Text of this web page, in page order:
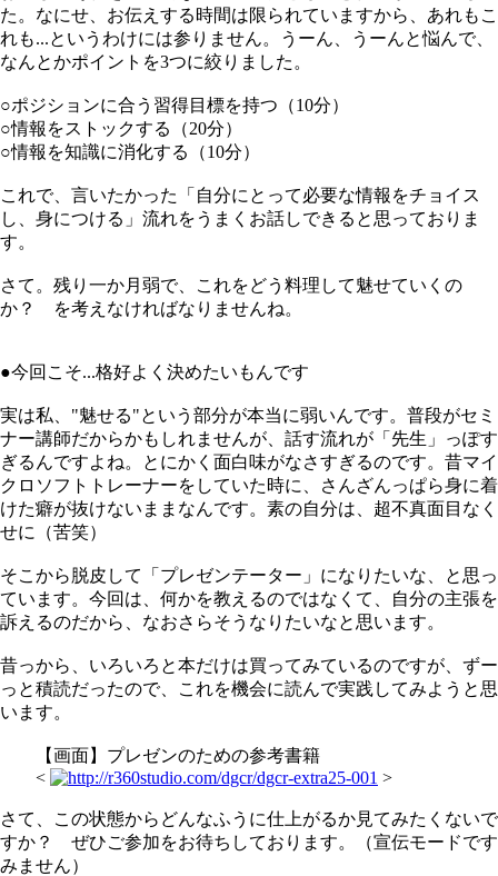
た。なにせ、お伝えする時間は限られていますから、あれもこ
れも...というわけには参りません。うーん、うーんと悩んで、
なんとかポイントを3つに絞りました。
○ポジションに合う習得目標を持つ（10分）
○情報をストックする（20分）
○情報を知識に消化する（10分）
これで、言いたかった「自分にとって必要な情報をチョイス
し、身につける」流れをうまくお話しできると思っておりま
す。
さて。残り一か月弱で、これをどう料理して魅せていくの
か？ を考えなければなりませんね。
●今回こそ...格好よく決めたいもんです
実は私、"魅せる"という部分が本当に弱いんです。普段がセミ
ナー講師だからかもしれませんが、話す流れが「先生」っぽす
ぎるんですよね。とにかく面白味がなさすぎるのです。昔マイ
クロソフトトレーナーをしていた時に、さんざんっぱら身に着
けた癖が抜けないままなんです。素の自分は、超不真面目なく
せに（苦笑）
そこから脱皮して「プレゼンテーター」になりたいな、と思っ
ています。今回は、何かを教えるのではなくて、自分の主張を
訴えるのだから、なおさらそうなりたいなと思います。
昔っから、いろいろと本だけは買ってみているのですが、ずー
っと積読だったので、これを機会に読んで実践してみようと思
います。
【画面】プレゼンのための参考書籍
<
>
さて、この状態からどんなふうに仕上がるか見てみたくないで
すか？ ぜひご参加をお待ちしております。（宣伝モードです
みません）